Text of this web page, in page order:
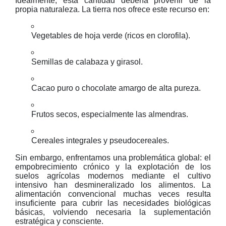
propia naturaleza. La tierra nos ofrece este recurso en:
Vegetables de hoja verde (ricos en clorofila).
Semillas de calabaza y girasol.
Cacao puro o chocolate amargo de alta pureza.
Frutos secos, especialmente las almendras.
Cereales integrales y pseudocereales.
Sin embargo, enfrentamos una problemática global: el
empobrecimiento crónico y la explotación de los
suelos agrícolas modernos mediante el cultivo
intensivo han desmineralizado los alimentos. La
alimentación convencional muchas veces resulta
insuficiente para cubrir las necesidades biológicas
básicas, volviendo necesaria la suplementación
estratégica y consciente.